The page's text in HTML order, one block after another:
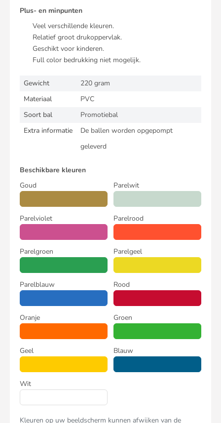
Plus- en minpunten
Veel verschillende kleuren.
Relatief groot drukoppervlak.
Geschikt voor kinderen.
Full color bedrukking niet mogelijk.
Gewicht
220 gram
Materiaal
PVC
Soort bal
Promotiebal
Extra informatie
De ballen worden opgepompt
geleverd
Beschikbare kleuren
Goud
Parelwit
Parelviolet Parelrood
Parelgroen Parelgeel
Parelblauw Rood
Oranje Groen
Geel Blauw
Wit
Kleuren op uw beeldscherm kunnen afwijken van de